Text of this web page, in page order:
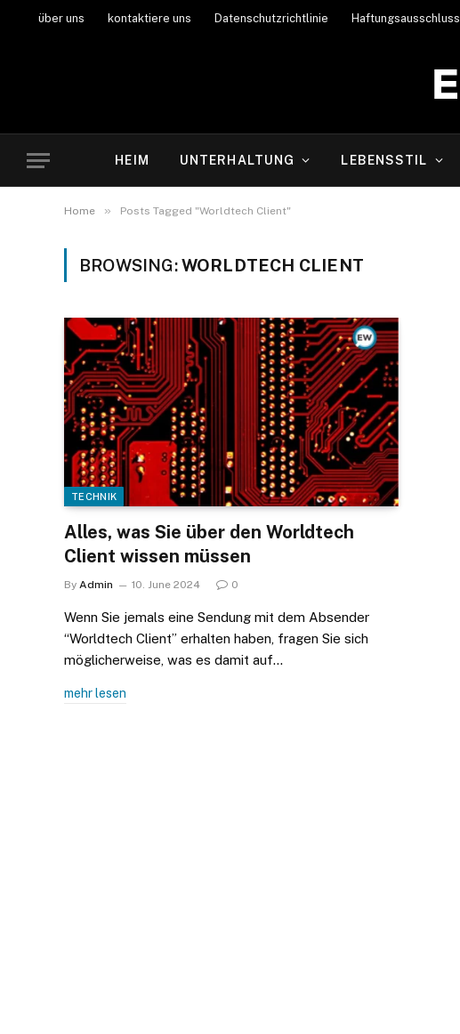
über uns kontaktiere uns Datenschutzrichtlinie Haftungsausschluss
HEIM UNTERHALTUNG LEBENSSTIL
Home » Posts Tagged "Worldtech Client"
BROWSING:WORLDTECH CLIENT
TECHNIK
Alles, was Sie über den Worldtech
Client wissen müssen
By Admin 10. June 2024 0
Wenn Sie jemals eine Sendung mit dem Absender
“Worldtech Client” erhalten haben, fragen Sie sich
möglicherweise, was es damit auf…
mehr lesen